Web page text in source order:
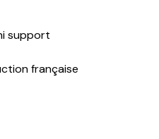
support
française